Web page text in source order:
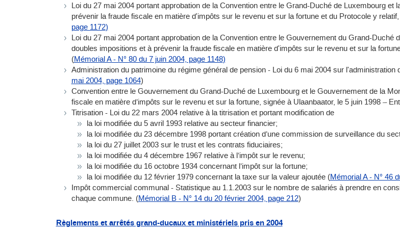
Loi du 27 mai 2004 portant approbation de la Convention entre le Grand-Duché de Luxembourg
prévenir la fraude fiscale en matière d'impôts sur le revenu et sur la fortune et du Protocole y
page 1172)
Loi du 27 mai 2004 portant approbation de la Convention entre le Gouvernement du Grand-
doubles impositions et à prévenir la fraude fiscale en matière d'impôts sur le revenu et sur la
(Mémorial A - N° 80 du 7 juin 2004, page 1148)
Administration du patrimoine du régime général de pension - Loi du 6 mai 2004 sur
mai 2004, page 1064)
Convention entre le Gouvernement du Grand-Duché de Luxembourg et le Gouvernement de la
fiscale en matière d’impôts sur le revenu et sur la fortune, signée à Ulaanbaator, le 5 juin 1998 –
Titrisation - Loi du 22 mars 2004 relative à la titrisation et portant modification de
la loi modifiée du 5 avril 1993 relative au secteur financier;
la loi modifiée du 23 décembre 1998 portant création d’une commission de surveillance du
la loi du 27 juillet 2003 sur le trust et les contrats fiduciaires;
la loi modifiée du 4 décembre 1967 relative à l’impôt sur le revenu;
la loi modifiée du 16 octobre 1934 concernant l’impôt sur la fortune;
la loi modifiée du 12 février 1979 concernant la taxe sur la valeur ajoutée (Mémorial A - N° 46
Impôt commercial communal - Statistique au 1.1.2003 sur le nombre de salariés à prendre en
chaque commune. (Mémorial B - N° 14 du 20 février 2004, page 212)
Règlements et arrêtés grand-ducaux et ministériels pris en 2004